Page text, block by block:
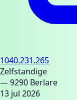
1040.231.265
Zelfstandige
— 9290 Berlare
13 jul 2026